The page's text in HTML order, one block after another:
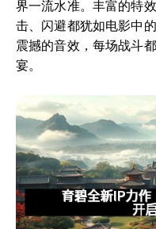
界一流水准。丰富的特
击、闪避都犹如电影中
震撼的音效，每场战斗
宴。